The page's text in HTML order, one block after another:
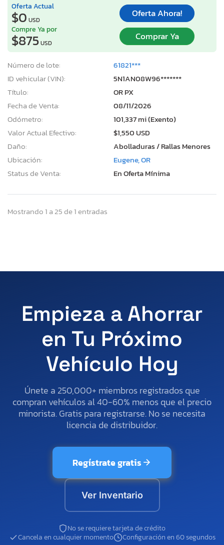
Oferta Actual
$0 USD
Oferta Ahora!
Compre Ya por
$875USD
Comprar Ya
Número de lote:
61821***
ID vehicular (VIN):
5N1AN08W96*******
Título:
OR PX
Fecha de Venta:
08/11/2026
Odómetro:
101,337 mi (Exento)
Valor Actual Efectivo:
$1,550 USD
Daño:
Abolladuras / Rallas Menores
Ubicación:
Eugene, OR
Status de Venta:
En Oferta Mínima
Mostrando 1 a 25 de 1 entradas
Empieza a Ahorrar
en Tu Próximo
Vehículo Hoy
Únete a 250,000+ miembros registrados que
compran vehículos al 40-60% menos que el precio
minorista. Gratis para registrarse. No se necesita
licencia de distribuidor.
Regístrate gratis
Ver Inventario
No se requiere tarjeta de crédito
Cancela en cualquier momento
Configuración en 60 segundos